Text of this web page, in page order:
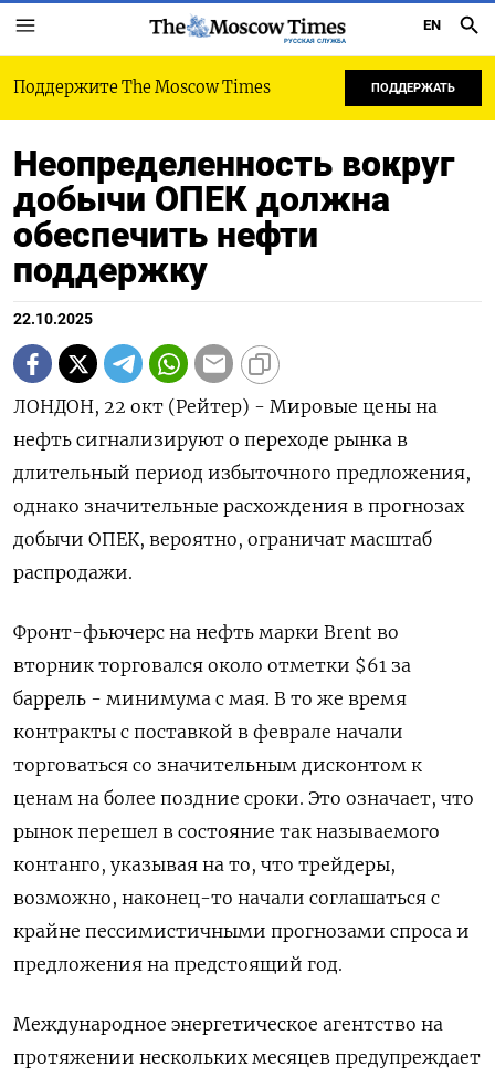
РУССКАЯ СЛУЖБА
EN
Поддержите The Moscow Times ПОДДЕРЖАТЬ
Неопределенность вокруг
добычи ОПЕК должна
обеспечить нефти
поддержку
22.10.2025
ЛОНДОН, 22 окт (Рейтер) - Мировые цены на
нефть сигнализируют о переходе рынка в
длительный период избыточного предложения,
однако значительные расхождения в прогнозах
добычи ОПЕК, вероятно, ограничат масштаб
распродажи.
Фронт-фьючерс на нефть марки Brent во
вторник торговался около отметки $61 за
баррель - минимума с мая. В то же время
контракты с поставкой в феврале начали
торговаться со значительным дисконтом к
ценам на более поздние сроки. Это означает, что
рынок перешел в состояние так называемого
контанго, указывая на то, что трейдеры,
возможно, наконец-то начали соглашаться с
крайне пессимистичными прогнозами спроса и
предложения на предстоящий год.
Международное энергетическое агентство на
протяжении нескольких месяцев предупреждает